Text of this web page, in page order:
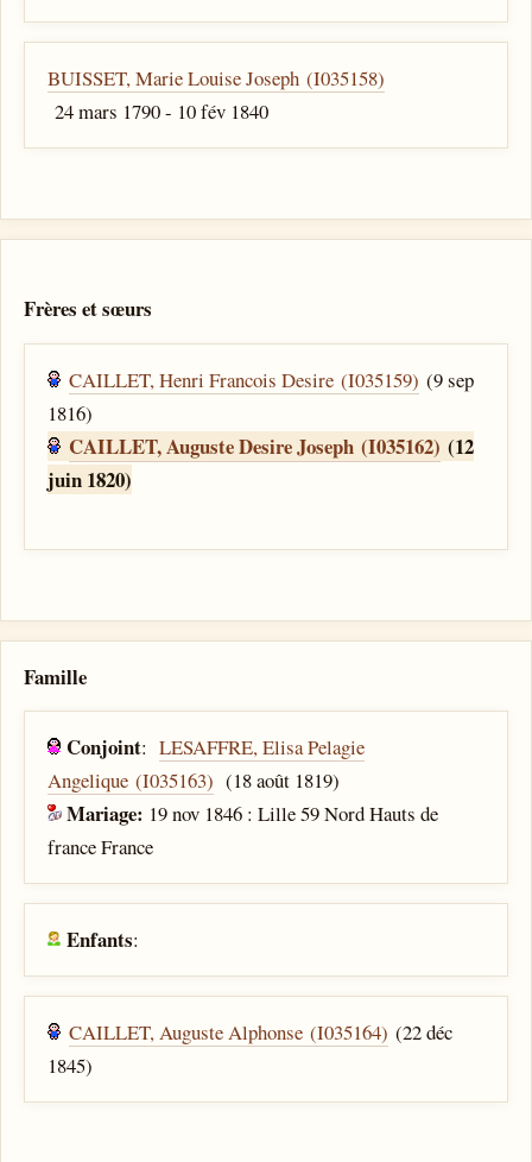
BUISSET, Marie Louise Joseph (I035158)
24 mars 1790 - 10 fév 1840
Frères et sœurs
CAILLET, Henri Francois Desire (I035159) (9 sep
1816)
CAILLET, Auguste Desire Joseph (I035162) (12
juin 1820)
Famille
Conjoint:LESAFFRE, Elisa Pelagie
Angelique (I035163) (18 août 1819)
Mariage: 19 nov 1846 : Lille 59 Nord Hauts de
france France
Enfants:
CAILLET, Auguste Alphonse (I035164) (22 déc
1845)